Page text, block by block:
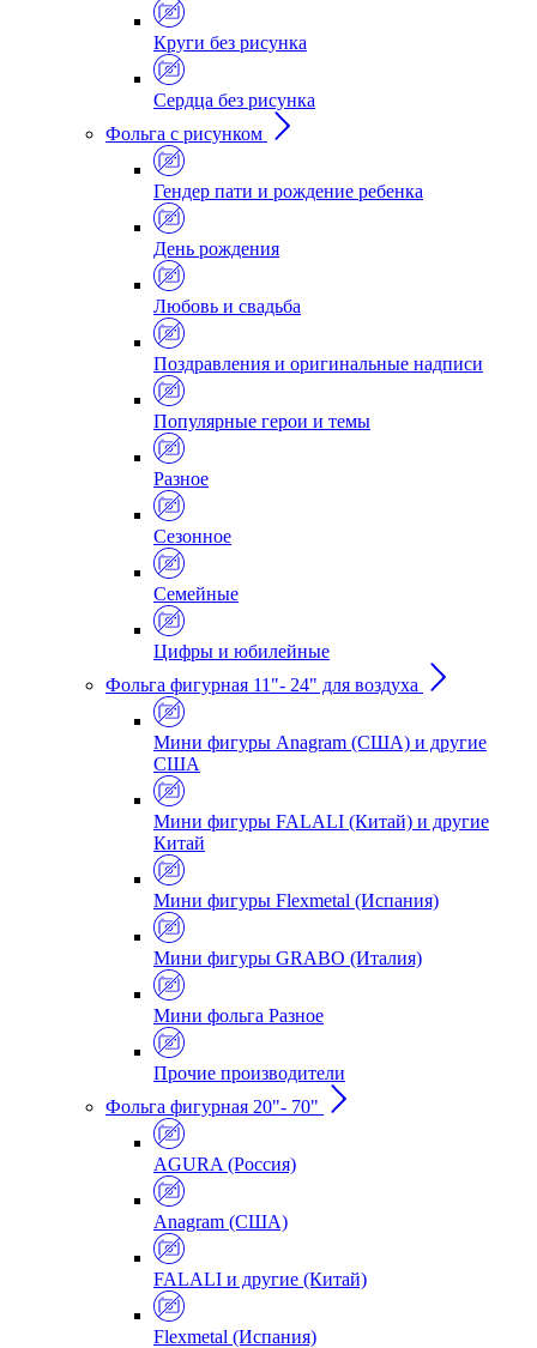
Круги без рисунка
Сердца без рисунка
Фольга с рисунком
Гендер пати и рождение ребенка
День рождения
Любовь и свадьба
Поздравления и оригинальные надписи
Популярные герои и темы
Разное
Сезонное
Семейные
Цифры и юбилейные
Фольга фигурная 11"- 24" для воздуха
Мини фигуры Anagram (США) и другие
США
Мини фигуры FALALI (Китай) и другие
Китай
Мини фигуры Flexmetal (Испания)
Мини фигуры GRABO (Италия)
Мини фольга Разное
Прочие производители
Фольга фигурная 20"- 70"
AGURA (Россия)
Anagram (США)
FALALI и другие (Китай)
Flexmetal (Испания)